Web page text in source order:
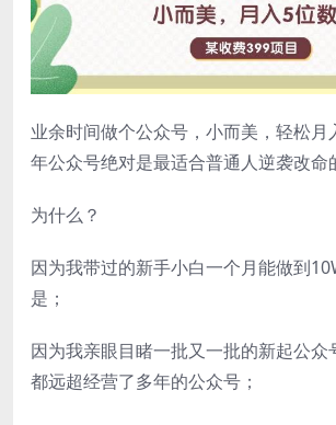
业余时间做个公众号，小而美，轻松月
年公众号绝对是最适合普通人逆袭改命
为什么？
因为我带过的新手小白一个月能做到
是；
因为我亲眼目睹一批又一批的新起公众
都远超经营了多年的公众号；